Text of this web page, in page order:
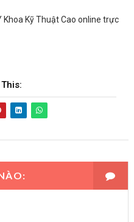
Kỹ Thuật Cao online trực